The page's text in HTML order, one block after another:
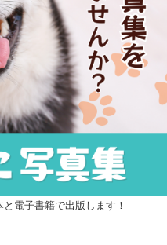
電子書籍で出版します！